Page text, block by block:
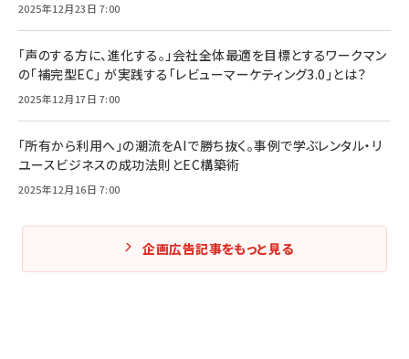
2025年12月23日 7:00
「声のする方に、進化する。」会社全体最適を目標とするワークマン
の「補完型EC」 が実践する「レビューマーケティング3.0」とは？
2025年12月17日 7:00
「所有から利用へ」の潮流をAIで勝ち抜く。事例で学ぶレンタル・リ
ユースビジネスの成功法則とEC構築術
2025年12月16日 7:00
企画広告記事をもっと見る